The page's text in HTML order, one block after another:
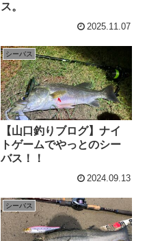
ス。
2025.11.07
シーバス
【山口釣りブログ】ナイ
トゲームでやっとのシー
バス！！
2024.09.13
シーバス